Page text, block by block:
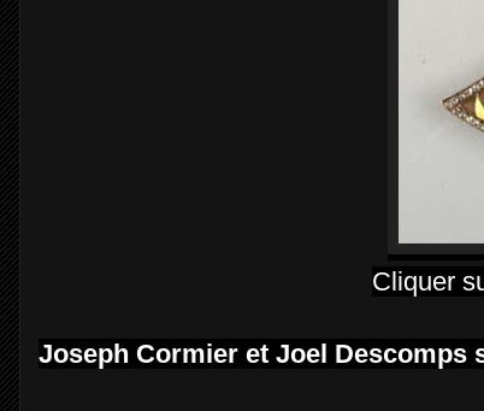
Cliquer
Joseph Cormier et Joel Descomps